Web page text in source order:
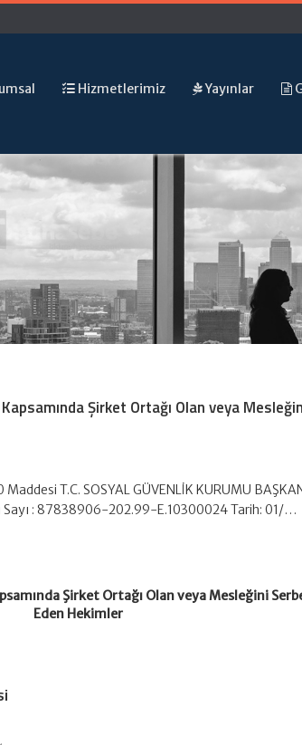
Hizmetlerimiz Yayınlar
Şirket Ortağı Olan veya
Maddesi T.C. SOSYAL GÜVENLİK KURUMU
Sayı : 87838906-202.99-E.10300024 Tarih: 01/…
Şirket Ortağı Olan veya Mesleğini
Eden Hekimler